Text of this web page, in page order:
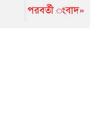
পরবর্তী ংবাদ»